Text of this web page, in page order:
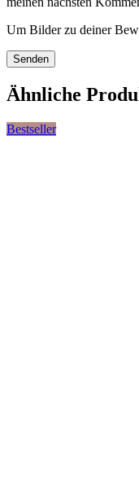
Um Bilder zu deiner
Ähnliche
Bestseller